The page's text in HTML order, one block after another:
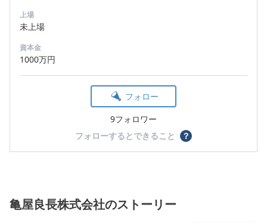
上場
未上場
資本金
1000万円
フォロー
9フォロワー
フォローするとできること
？
亀屋良長株式会社のストーリー